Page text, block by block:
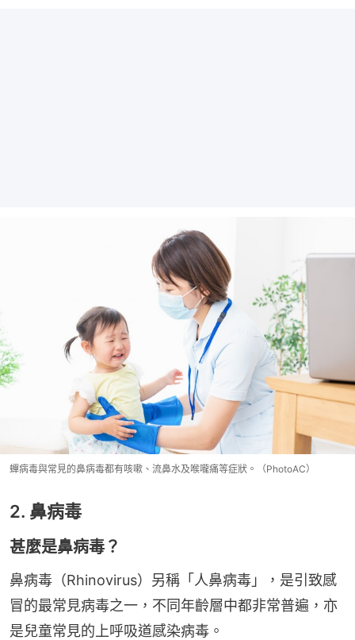
蟬病毒與常見的鼻病毒都有咳嗽、流鼻水及喉嚨痛等症狀。（PhotoAC）
2. 鼻病毒
甚麼是鼻病毒？
鼻病毒（Rhinovirus）另稱「人鼻病毒」，是引致感
冒的最常見病毒之一，不同年齡層中都非常普遍，亦
是兒童常見的上呼吸道感染病毒。